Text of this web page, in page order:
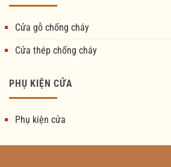
Cửa gỗ chống cháy
Cửa thép chống cháy
PHỤ KIỆN CỬA
Phụ kiện cửa